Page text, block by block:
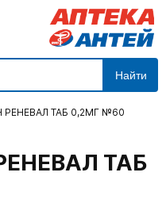
Найти
ТАБ 0,2МГ №60
ТАБ